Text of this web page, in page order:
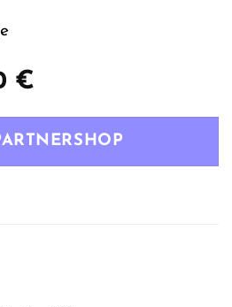
€Aktueller
ist: